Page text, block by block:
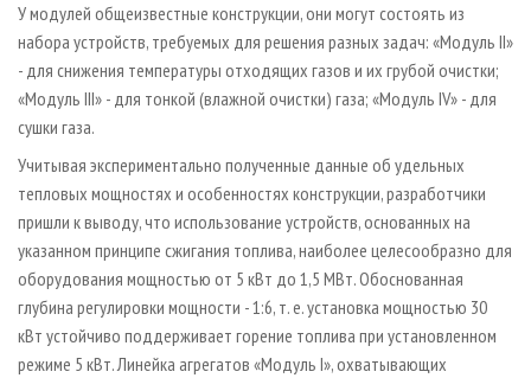
У модулей общеизвестные конструкции, они могут состоять из
набора устройств, требуемых для решения разных задач: «Модуль II»
- для снижения температуры отходящих газов и их грубой очистки;
«Модуль III» - для тонкой (влажной очистки) газа; «Модуль IV» - для
сушки газа.
Учитывая экспериментально полученные данные об удельных
тепловых мощностях и особенностях конструкции, разработчики
пришли к выводу, что использование устройств, основанных на
указанном принципе сжигания топлива, наиболее целесообразно для
оборудования мощностью от 5 кВт до 1,5 МВт. Обоснованная
глубина регулировки мощности - 1:6, т. е. установка мощностью 30
кВт устойчиво поддерживает горение топлива при установленном
режиме 5 кВт. Линейка агрегатов «Модуль I», охватывающих